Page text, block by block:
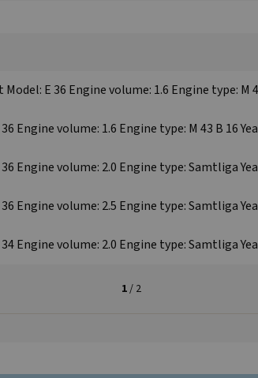
E 36 Engine volume: 1.6 Engine type: M
Engine volume: 1.6 Engine type: M 43 B 16
Engine volume: 2.0 Engine type: Samtliga
Engine volume: 2.5 Engine type: Samtliga
Engine volume: 2.0 Engine type: Samtliga
1/ 2